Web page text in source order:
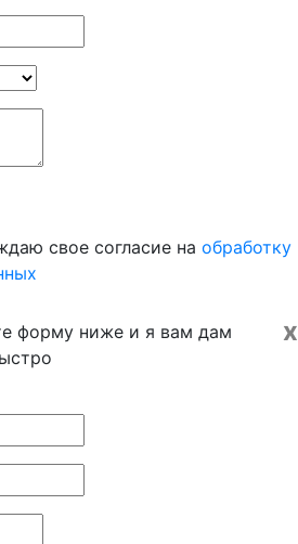
свое согласие на обработку
x
форму ниже и я вам дам